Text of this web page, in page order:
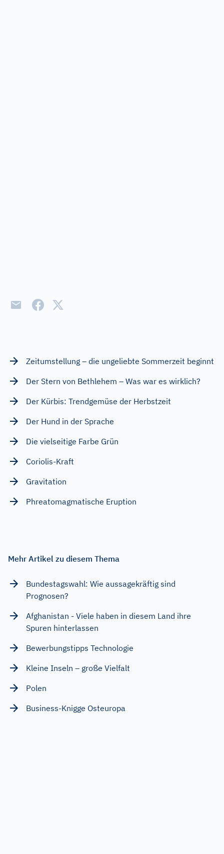
Zeitumstellung – die ungeliebte Sommerzeit beginnt
Der Stern von Bethlehem – Was war es wirklich?
Der Kürbis: Trendgemüse der Herbstzeit
Der Hund in der Sprache
Die vielseitige Farbe Grün
Coriolis-Kraft
Gravitation
Phreatomagmatische Eruption
Mehr Artikel zu diesem Thema
Bundestagswahl: Wie aussagekräftig sind
Prognosen?
Afghanistan - Viele haben in diesem Land ihre
Spuren hinterlassen
Bewerbungstipps Technologie
Kleine Inseln – große Vielfalt
Polen
Business-Knigge Osteuropa